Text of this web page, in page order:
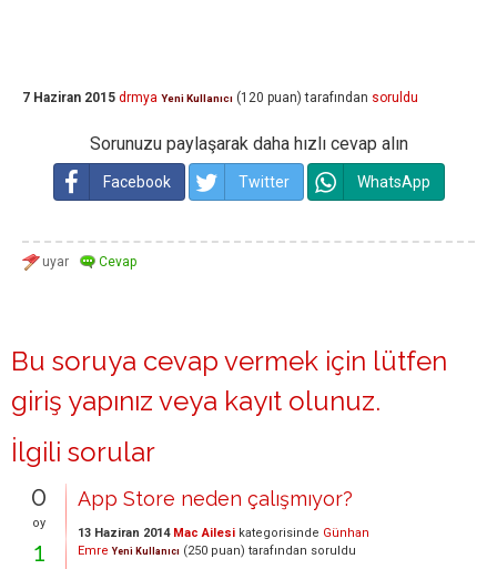
7 Haziran 2015 drmya Yeni Kullanıcı (120 puan) tarafından soruldu
Sorunuzu paylaşarak daha hızlı cevap alın
Facebook Twitter WhatsApp
Bu soruya cevap vermek için lütfen
giriş yapınız veya kayıt olunuz.
İlgili sorular
0
oy
1
App Store neden çalışmıyor?
13 Haziran 2014 Mac Ailesi kategorisinde Günhan
Emre Yeni Kullanıcı (250 puan) tarafından soruldu